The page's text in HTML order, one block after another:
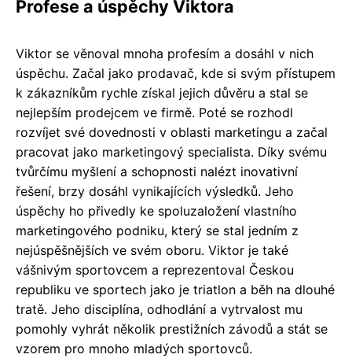
Profese a úspěchy Viktora
Viktor se věnoval mnoha profesím a dosáhl v nich
úspěchu. Začal jako prodavač, kde si svým přístupem
k zákazníkům rychle získal jejich důvěru a stal se
nejlepším prodejcem ve firmě. Poté se rozhodl
rozvíjet své dovednosti v oblasti marketingu a začal
pracovat jako marketingový specialista. Díky svému
tvůrčímu myšlení a schopnosti nalézt inovativní
řešení, brzy dosáhl vynikajících výsledků. Jeho
úspěchy ho přivedly ke spoluzaložení vlastního
marketingového podniku, který se stal jedním z
nejúspěšnějších ve svém oboru. Viktor je také
vášnivým sportovcem a reprezentoval Českou
republiku ve sportech jako je triatlon a běh na dlouhé
tratě. Jeho disciplína, odhodlání a vytrvalost mu
pomohly vyhrát několik prestižních závodů a stát se
vzorem pro mnoho mladých sportovců.